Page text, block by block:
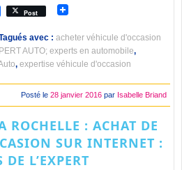
Post
avec : acheter véhicule d'occasion
AUTO; experts en automobile,
, expertise véhicule d'occasion
Posté le 28 janvier 2016 par Isabelle Briand
ROCHELLE : ACHAT DE
SUR INTERNET :
DE L’EXPERT